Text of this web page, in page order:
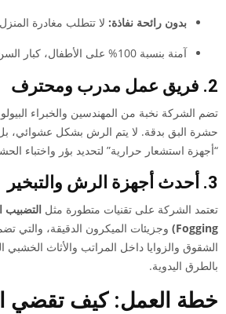
بدون رائحة نفاذة: لا تتطلب مغادرة
آمنة بنسبة 100% على الأطفال، كبار السن، والحيوانات الأليفة.
2. فريق عمل مدرب ومحترف
تضم الشركة نخبة من المهندسين والخبراء
حشرة البق بدقة. لا يتم الرش بشكل عشوائي،
“أجهزة استشعار حرارية” لتحديد بؤر واختباء
3. أحدث أجهزة الرش والتبخير
تعتمد الشركة على تقنيات متطورة مثل
Fogging) وجزيئات الميكرون الدقيقة، والتي
الشقوق والزوايا داخل المراتب والأثاث الخشبي
بالطرق اليدوية.
خطة العمل: كيف تقضي